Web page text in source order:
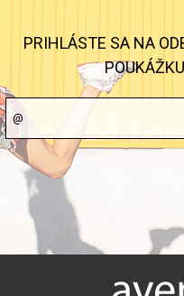
PRIHLÁSTE SA NA